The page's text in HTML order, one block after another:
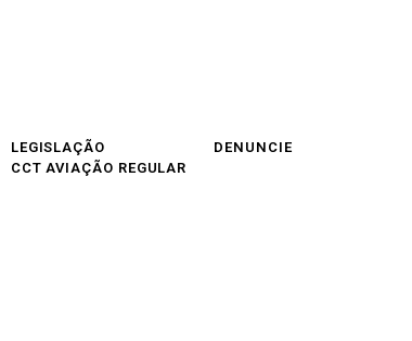
LEGISLAÇÃO
CCT AVIAÇÃO REGULAR
DENUNCIE